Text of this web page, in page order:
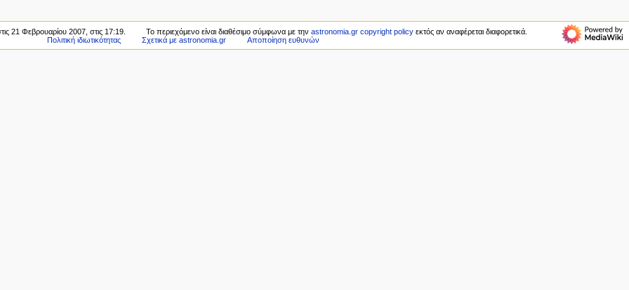
21 Φεβρουαρίου 2007, στις 17:19. Το περιεχόμενο είναι διαθέσιμο σύμφωνα με τηνastronomia.gr copyright policy εκτός αν αναφέρεται διαφορετικά.
Πολιτική ιδιωτικότητας
Σχετικά με astronomia.gr Αποποίηση ευθυνών